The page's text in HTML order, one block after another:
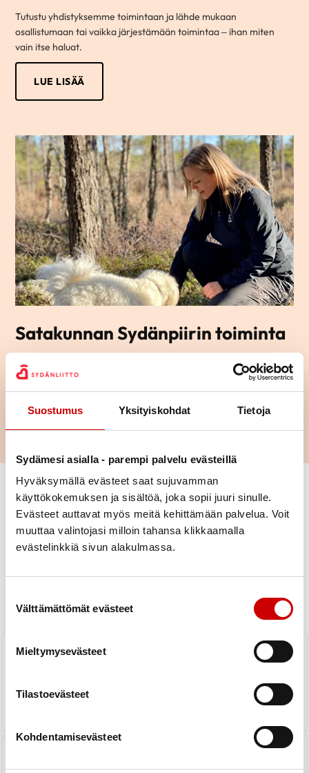
Suostumus Yksityiskohdat Tietoja
Sydämesi asialla - parempi palvelu evästeillä
Hyväksymällä evästeet saat sujuvamman
käyttökokemuksen ja sisältöä, joka sopii juuri sinulle.
Evästeet auttavat myös meitä kehittämään palvelua. Voit
muuttaa valintojasi milloin tahansa klikkaamalla
evästelinkkiä sivun alakulmassa.
Välttämättömät evästeet
Mieltymysevästeet
Tilastoevästeet
Kohdentamisevästeet
Tutustu yhdistyksemme toimintaan ja lähde mukaan
osallistumaan tai vaikka järjestämään toimintaa – ihan miten
vain itse haluat.
LUE LISÄÄ
Satakunnan Sydänpiirin toiminta
Satakunnan Sydänpiiri tarjoaa yhdistysten jäsenille monipuolista
toimintaa. Tutustu piirin toimintaan ja erilaisiin käynnissä oleviin
hankkeisiin.
TUTUSTU
Yhdistys Piiri KAIKKI UUTISET
Yhdessä! -messuilla Harjavallassa
27.9.2025
LUE UUTINEN